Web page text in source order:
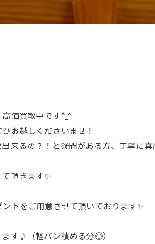
価買取中です^_^
お越しくださいませ！
来るの？！と疑問がある方、丁寧に
頂きます✨
トをご用意させて頂いております✨
す♪（軽バン積める分◎）